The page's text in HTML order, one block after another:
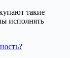
такие
исполнять